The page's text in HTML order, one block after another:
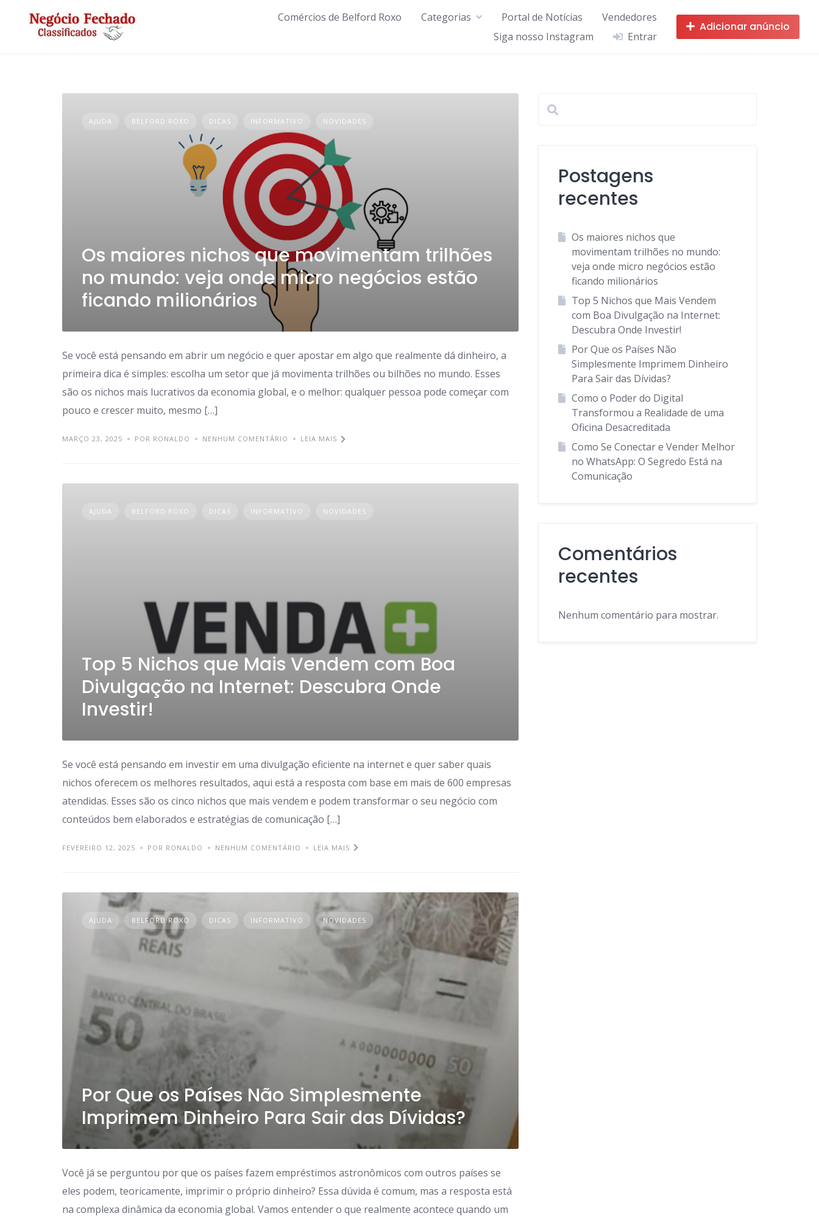
Comércios de Belford Roxo Categorias Portal de Notícias
Vendedores
Siga nosso Instagram
Entrar
Adicionar anúncio
AJUDA BELFORD ROXO DICAS INFORMATIVO NOVIDADES
Os maiores nichos que movimentam trilhões
no mundo: veja onde micro negócios estão
ficando milionários
Se você está pensando em abrir um negócio e quer apostar em algo que realmente dá dinheiro, a
primeira dica é simples: escolha um setor que já movimenta trilhões ou bilhões no mundo. Esses
são os nichos mais lucrativos da economia global, e o melhor: qualquer pessoa pode começar com
pouco e crescer muito, mesmo […]
MARÇO 23, 2025 POR RONALDO NENHUM COMENTÁRIO LEIA MAIS
AJUDA BELFORD ROXO DICAS INFORMATIVO NOVIDADES
Top 5 Nichos que Mais Vendem com Boa
Divulgação na Internet: Descubra Onde
Investir!
Se você está pensando em investir em uma divulgação eficiente na internet e quer saber quais
nichos oferecem os melhores resultados, aqui está a resposta com base em mais de 600 empresas
atendidas. Esses são os cinco nichos que mais vendem e podem transformar o seu negócio com
conteúdos bem elaborados e estratégias de comunicação […]
FEVEREIRO 12, 2025 POR RONALDO NENHUM COMENTÁRIO LEIA MAIS
AJUDA BELFORD ROXO DICAS INFORMATIVO NOVIDADES
Por Que os Países Não Simplesmente
Imprimem Dinheiro Para Sair das Dívidas?
Você já se perguntou por que os países fazem empréstimos astronômicos com outros países se
eles podem, teoricamente, imprimir o próprio dinheiro? Essa dúvida é comum, mas a resposta está
na complexa dinâmica da economia global. Vamos entender o que realmente acontece quando um
Postagens
recentes
Os maiores nichos que
movimentam trilhões no mundo:
veja onde micro negócios estão
ficando milionários
Top 5 Nichos que Mais Vendem
com Boa Divulgação na Internet:
Descubra Onde Investir!
Por Que os Países Não
Simplesmente Imprimem Dinheiro
Para Sair das Dívidas?
Como o Poder do Digital
Transformou a Realidade de uma
Oficina Desacreditada
Como Se Conectar e Vender Melhor
no WhatsApp: O Segredo Está na
Comunicação
Comentários
recentes
Nenhum comentário para mostrar.